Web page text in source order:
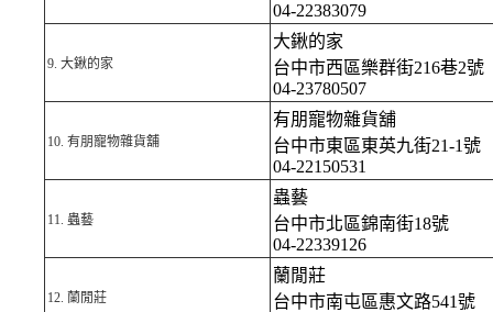
04-22383079
9. 大鍬的家
大鍬的家
台中市西區樂群街216巷2號
04-23780507
10. 有朋寵物雜貨舖
有朋寵物雜貨舖
台中市東區東英九街21-1號
04-22150531
11. 蟲藝
蟲藝
台中市北區錦南街18號
04-22339126
12. 蘭閒莊
蘭閒莊
台中市南屯區惠文路541號